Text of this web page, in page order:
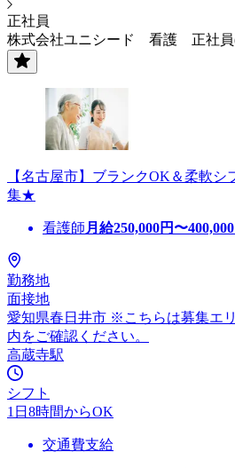
正社員
株式会社ユニシード 看護 正社員
【名古屋市】ブランクOK＆柔軟
集★
看護師 月給250,000円〜400,000
勤務地
面接地
愛知県春日井市 ※こちらは募集エ
内をご確認ください。
高蔵寺駅
シフト
1日8時間からOK
交通費支給